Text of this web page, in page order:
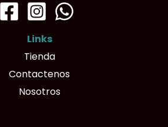
la
página
de
producto
Links
Tienda
Contactenos
Nosotros